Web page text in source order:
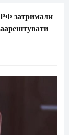
РФ затримали